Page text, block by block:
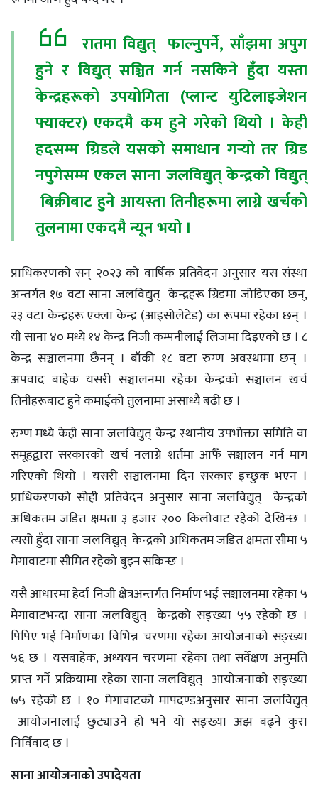
रातमा विद्युत् फाल्नुपर्ने, साँझमा अपुग
हुने र विद्युत् सञ्चित गर्न नसकिने हुँदा यस्ता
केन्द्रहरूको उपयोगिता (प्लान्ट युटिलाइजेशन
फ्याक्टर) एकदमै कम हुने गरेको थियो । केही
हदसम्म ग्रिडले यसको समाधान गर्‍यो तर ग्रिड
नपुगेसम्म एकल साना जलविद्युत् केन्द्रको विद्युत्
बिक्रीबाट हुने आयस्ता तिनीहरूमा लाग्ने खर्चको
तुलनामा एकदमै न्यून भयो ।
प्राधिकरणको सन् २०२३ को वार्षिक प्रतिवेदन अनुसार यस संस्था
अन्तर्गत १७ वटा साना जलविद्युत् केन्द्रहरू ग्रिडमा जोडिएका छन्,
२३ वटा केन्द्रहरू एक्ला केन्द्र (आइसोलेटेड) का रूपमा रहेका छन् ।
यी साना ४० मध्ये १४ केन्द्र निजी कम्पनीलाई लिजमा दिइएको छ । ८
केन्द्र सञ्चालनमा छैनन् । बाँकी १८ वटा रुग्ण अवस्थामा छन् ।
अपवाद बाहेक यसरी सञ्चालनमा रहेका केन्द्रको सञ्चालन खर्च
तिनीहरूबाट हुने कमाईको तुलनामा असाध्यै बढी छ ।
रुग्ण मध्ये केही साना जलविद्युत् केन्द्र स्थानीय उपभोक्ता समिति वा
समूहद्वारा सरकारको खर्च नलाग्ने शर्तमा आफैँ सञ्चालन गर्न माग
गरिएको थियो । यसरी सञ्चालनमा दिन सरकार इच्छुक भएन ।
प्राधिकरणको सोही प्रतिवेदन अनुसार साना जलविद्युत् केन्द्रको
अधिकतम जडित क्षमता ३ हजार २०० किलोवाट रहेको देखिन्छ ।
त्यसो हुँदा साना जलविद्युत् केन्द्रको अधिकतम जडित क्षमता सीमा ५
मेगावाटमा सीमित रहेको बुझ्न सकिन्छ ।
यसै आधारमा हेर्दा निजी क्षेत्रअन्तर्गत निर्माण भई सञ्चालनमा रहेका ५
मेगावाटभन्दा साना जलविद्युत् केन्द्रको सङ्ख्या ५५ रहेको छ ।
पिपिए भई निर्माणका विभिन्न चरणमा रहेका आयोजनाको सङ्ख्या
५६ छ । यसबाहेक, अध्ययन चरणमा रहेका तथा सर्वेक्षण अनुमति
प्राप्त गर्ने प्रक्रियामा रहेका साना जलविद्युत् आयोजनाको सङ्ख्या
७५ रहेको छ । १० मेगावाटको मापदण्डअनुसार साना जलविद्युत्
आयोजनालाई छुट्याउने हो भने यो सङ्ख्या अझ बढ्ने कुरा
निर्विवाद छ ।
साना आयोजनाको उपादेयता